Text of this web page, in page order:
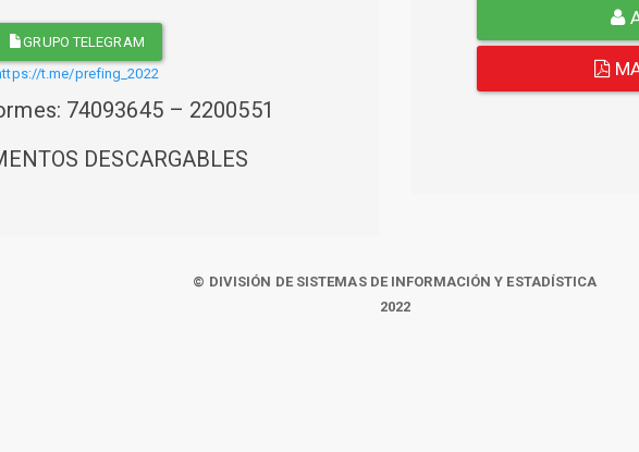
GRUPO TELEGRAM
t.me/prefing_2022
74093645 – 2200551
DESCARGABLES
© DIVISIÓN DE SISTEMAS DE INFORMACIÓN Y ESTADÍSTICA
2022